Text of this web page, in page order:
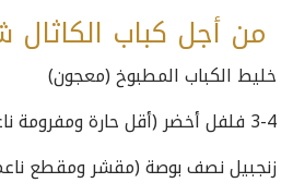
من أجل كباب
خليط الكباب المطبوخ (معجون)
3-4 فلفل أخضر (أقل حارة ومفرومة ناعما)
زنجبيل نصف بوصة (مقشر ومقطع